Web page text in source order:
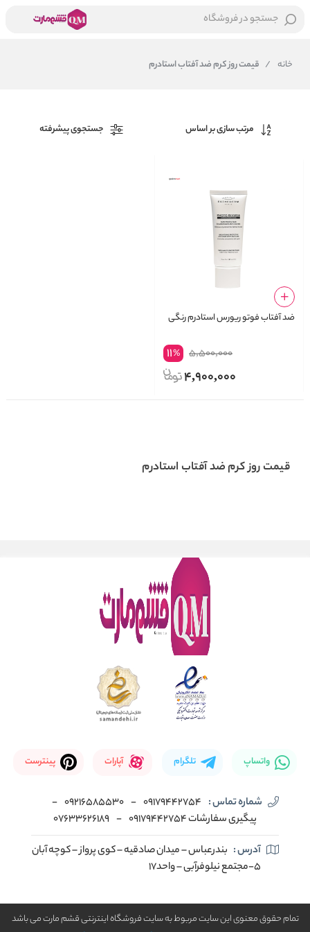
جستجو در فروشگاه
خانه / قیمت روز کرم ضد آفتاب استادرم
مرتب سازی بر اساس جستجوی پیشرفته
ضد آفتاب فوتو ریورس استادرم رنگی
5,500,000
11%
4,900,000
قیمت روز کرم ضد آفتاب استادرم
واتساپ تلگرام آپارات پینترست
شماره تماس : 09179442754
-
09216585530
-
پیگیری سفارشات 09179442754
-
07633626189
آدرس : بندرعباس – میدان صادقیه – کوی پرواز – کوچه آبان
5-مجتمع نیلوفرآبی – واحد17
تمام حقوق معنوی این سایت مربوط به سایت فروشگاه اینترنتی قشم مارت می باشد